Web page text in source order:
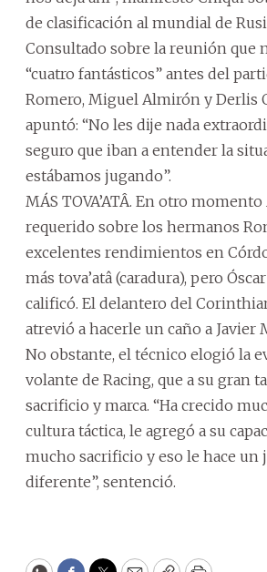
de clasificación al mundial de
Consultado sobre la reunión que
“cuatro fantásticos” antes del
Romero, Miguel Almirón y Derlis
apuntó: “No les dije nada
seguro que iban a entender la
estábamos jugando”.
MÁS TOVA’ATÂ. En otro
requerido sobre los hermanos
excelentes rendimientos en
más tova’atâ (caradura), pero
calificó. El delantero del
atrevió a hacerle un caño a Javier
No obstante, el técnico elogió la
volante de Racing, que a su gran
sacrificio y marca. “Ha crecido
cultura táctica, le agregó a su
mucho sacrificio y eso le hace un
diferente”, sentenció.